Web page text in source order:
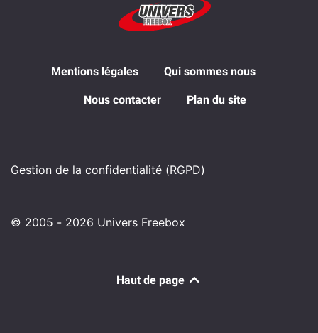
Mentions légales Qui sommes nous
Nous contacter Plan du site
Gestion de la confidentialité (RGPD)
© 2005 - 2026 Univers Freebox
Haut de page